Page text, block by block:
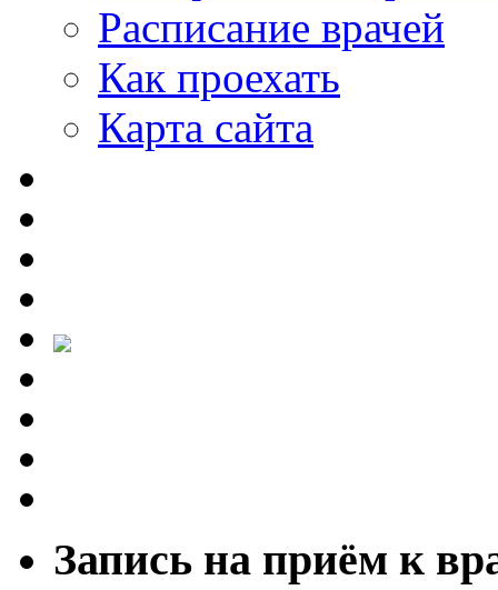
Расписание врачей
Как проехать
Карта сайта
Запись на приём к